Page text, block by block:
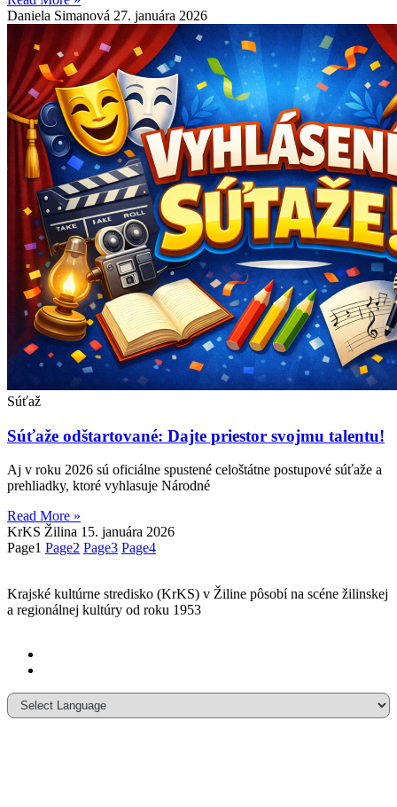
Daniela Simanová 27. januára 2026
Súťaž
Súťaže odštartované: Dajte priestor svojmu talentu!
Aj v roku 2026 sú oficiálne spustené celoštátne postupové súťaže a
prehliadky, ktoré vyhlasuje Národné
Read More »
KrKS Žilina 15. januára 2026
Page1 Page2 Page3 Page4
Krajské kultúrne stredisko (KrKS) v Žiline pôsobí na scéne žilinskej
a regionálnej kultúry od roku 1953